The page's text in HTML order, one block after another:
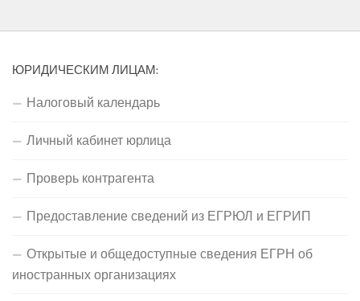
ЮРИДИЧЕСКИМ ЛИЦАМ:
Налоговый календарь
Личный кабинет юрлица
Проверь контрагента
Предоставление сведений из ЕГРЮЛ и ЕГРИП
Открытые и общедоступные сведения ЕГРН об
иностранных организациях